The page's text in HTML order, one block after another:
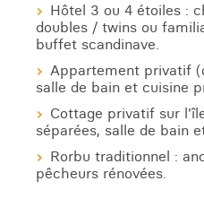
Hôtel 3 ou 4 étoiles :
doubles / twins ou
buffet scandinave.
Appartement privatif
salle de bain et cuisine
Cottage privatif sur
séparées, salle de bain
Rorbu traditionnel :
pêcheurs rénovées.